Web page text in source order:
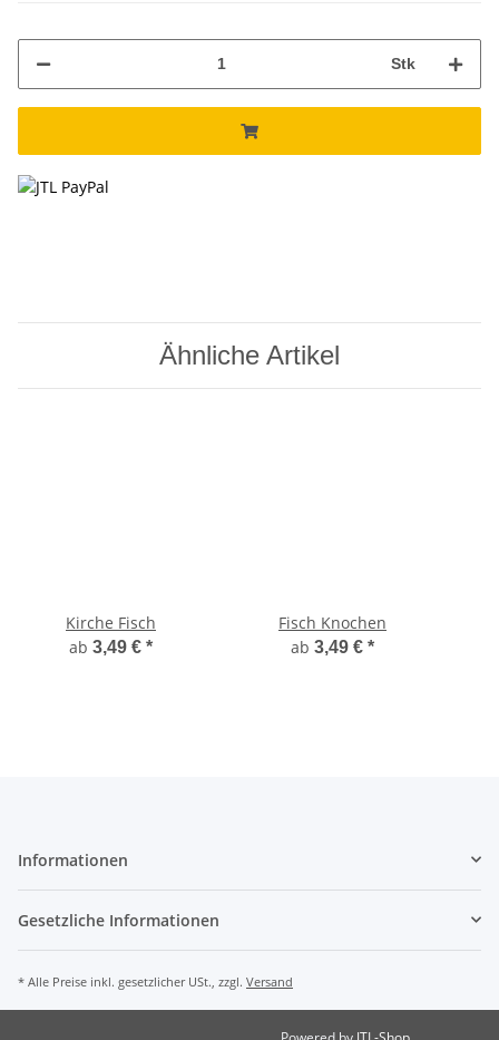
Stk
Ähnliche Artikel
Kirche Fisch
ab 3,49 € *
Fisch Knochen
ab 3,49 € *
Informationen
Gesetzliche Informationen
* Alle Preise inkl. gesetzlicher USt., zzgl. Versand